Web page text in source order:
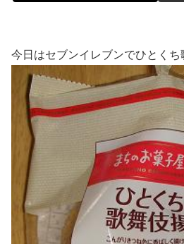
今日はセブンイレブンでひとく